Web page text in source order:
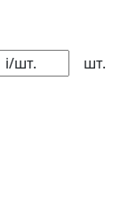
шт.
i/шт.